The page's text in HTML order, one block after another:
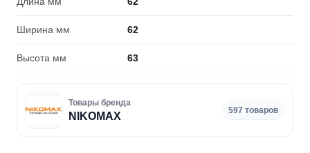
Ширина мм 62
Высота мм 63
Товары бренда
NIKOMAX
597 товаров